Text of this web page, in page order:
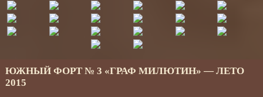
ЮЖНЫЙ ФОРТ № 3 «ГРАФ МИЛЮТИН» — ЛЕТО
2015